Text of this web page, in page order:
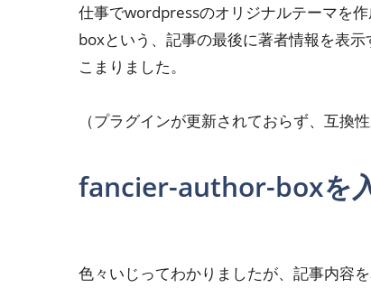
仕事でwordpressのオリジナルテーマを
boxという、記事の最後に著者情報を表
こまりました。
（プラグインが更新されておらず、互換
fancier-author-boxを
色々いじってわかりましたが、記事内容